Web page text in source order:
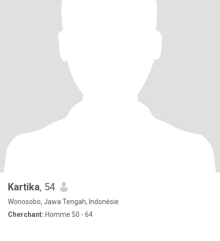
Kartika, 54
Wonosobo, Jawa Tengah, Indonésie
Cherchant: Homme 50 - 64